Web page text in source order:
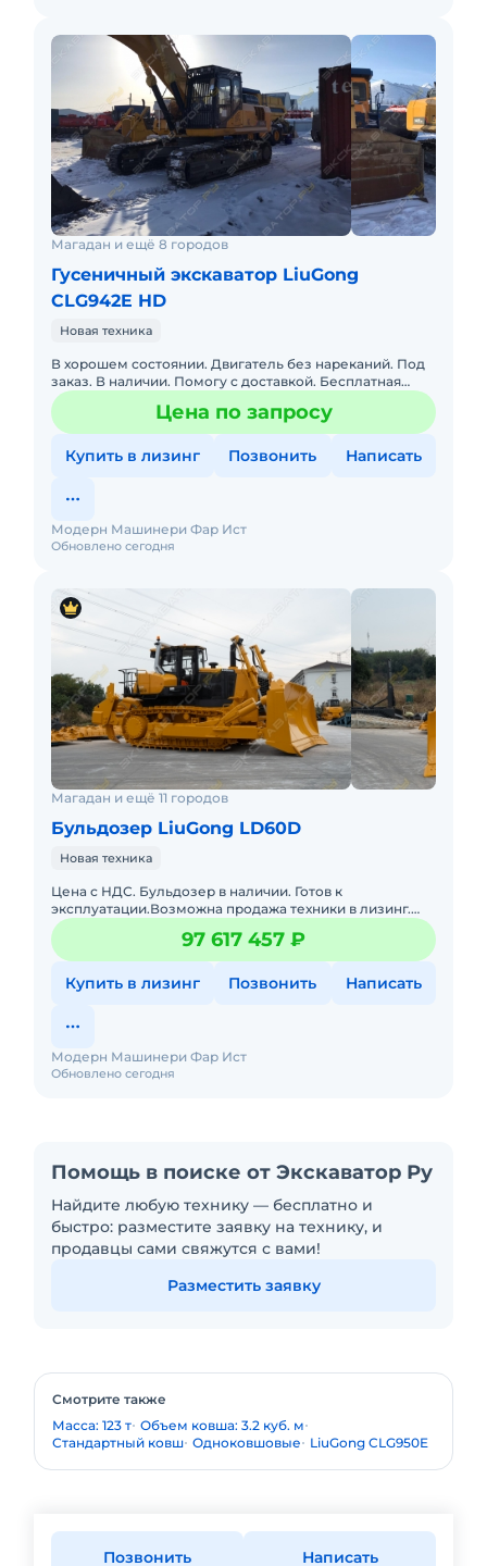
Магадан и ещё 8 городов
Гусеничный экскаватор LiuGong
CLG942E HD
Новая техника
В хорошем состоянии. Двигатель без нареканий. Под
заказ. В наличии. Помогу с доставкой. Бесплатная
доставка. Не требует вложений. Готова к эксплуатации.
Возможн
Цена по запросу
Купить в лизинг Позвонить Написать
Обновлено сегодня
Модерн Машинери Фар Ист
Магадан и ещё 11 городов
Бульдозер LiuGong LD60D
Новая техника
Цена с НДС. Бульдозер в наличии. Готов к
эксплуатации.Возможна продажа техники в лизинг.
Склады запасных частей.Доставка по РФ. Полная
документация.- Бульдозер97 617 457 ₽
Купить в лизинг Позвонить Написать
Обновлено сегодня
Модерн Машинери Фар Ист
Помощь в поиске от Экскаватор Ру
Найдите любую технику — бесплатно и
быстро: разместите заявку на технику, и
продавцы сами свяжутся с вами!
Разместить заявку
Смотрите также
Масса: 123 т Объем ковша: 3.2 куб. м
Стандартный ковш Одноковшовые LiuGong CLG950E
Позвонить Написать